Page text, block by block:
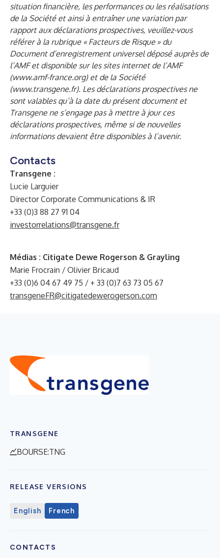
situation financière, les performances ou les réalisations
de la Société et ainsi à entraîner une variation par
rapport aux déclarations prospectives, veuillez-vous
référer à la rubrique « Facteurs de Risque » du
Document d’enregistrement universel déposé auprès de
l’AMF et disponible sur les sites internet de l’AMF
(www.amf-france.org) et de la Société
(www.transgene.fr). Les déclarations prospectives ne
sont valables qu’à la date du présent document et
Transgene ne s’engage pas à mettre à jour ces
déclarations prospectives, même si de nouvelles
informations devaient être disponibles à l’avenir.
Contacts
Transgene :
Lucie Larguier
Director Corporate Communications & IR
+33 (0)3 88 27 91 04
investorrelations@transgene.fr
Médias : Citigate Dewe Rogerson & Grayling
Marie Frocrain / Olivier Bricaud
+33 (0)6 04 67 49 75 / + 33 (0)7 63 73 05 67
transgeneFR@citigatedewerogerson.com
TRANSGENE
BOURSE:TNG
RELEASE VERSIONS
English French
CONTACTS